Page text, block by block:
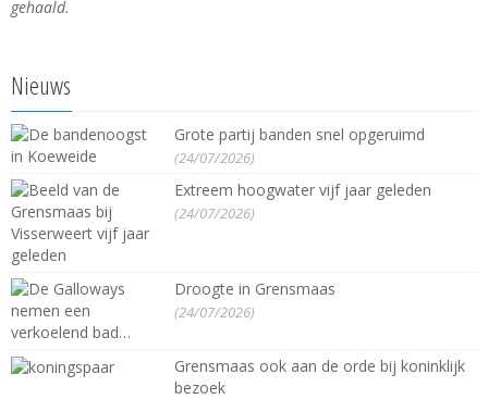
gehaald.
Nieuws
Grote partij banden snel opgeruimd
(24/07/2026)
Extreem hoogwater vijf jaar geleden
(24/07/2026)
Droogte in Grensmaas
(24/07/2026)
Grensmaas ook aan de orde bij koninklijk
bezoek